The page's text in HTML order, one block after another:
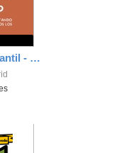
Halloween Educación Infantil - CEIP Francisco de Quevedo